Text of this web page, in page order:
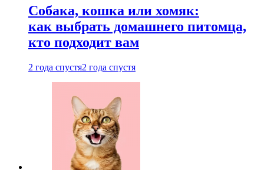
Собака, кошка или хомяк:
как выбрать домашнего питомца,
кто подходит вам
2 года спустя2 года спустя